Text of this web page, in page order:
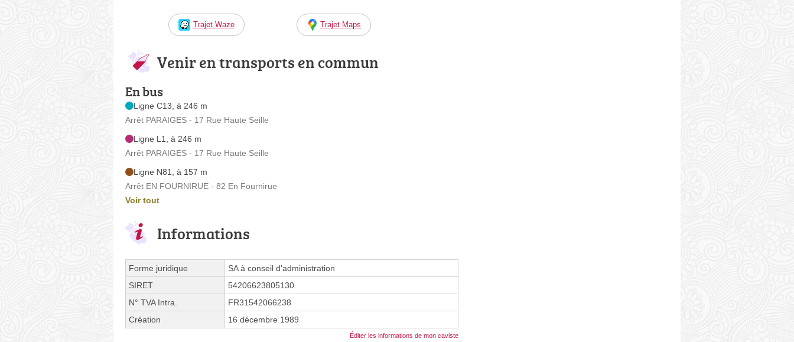
Trajet Waze Trajet Maps
Venir en transports en commun
En bus
Ligne C13, à 246 m
Arrêt PARAIGES - 17 Rue Haute Seille
Ligne L1, à 246 m
Arrêt PARAIGES - 17 Rue Haute Seille
Ligne N81, à 157 m
Arrêt EN FOURNIRUE - 82 En Fournirue
Voir tout
Informations
Forme juridique
SA à conseil d'administration
SIRET
54206623805130
N° TVA Intra.
FR31542066238
Création
16 décembre 1989
Éditer les informations de mon caviste